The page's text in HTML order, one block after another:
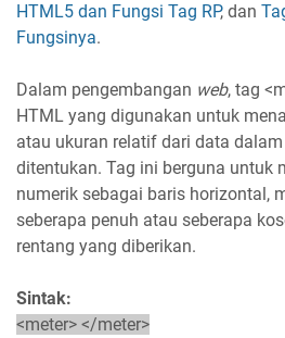
HTML5 dan Fungsi Tag RP, dan
Fungsinya.
Dalam pengembangan web, tag
HTML yang digunakan untuk
atau ukuran relatif dari data
ditentukan. Tag ini berguna untuk
numerik sebagai baris horizontal,
seberapa penuh atau seberapa
rentang yang diberikan.
Sintak:
<meter> </meter>